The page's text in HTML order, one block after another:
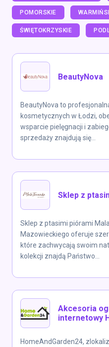
POMORSKIE
ŚWIĘTOKRZYSKIE
BeautyNova
BeautyNova to
kosmetycznych w Łodzi,
wsparcie pielęgnacji i
sprzedaży znajdują się...
Sklep z
Sklep z ptasimi piórami
Mazowieckiego oferuje
które zachwycają swoim
kolekcji znajdą Państwo...
Akcesoria
internetowy
HomeAndGarden24,